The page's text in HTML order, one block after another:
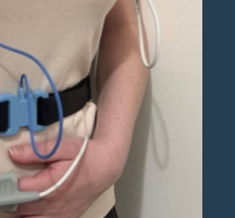
professionale
qualcuno
totalità dei